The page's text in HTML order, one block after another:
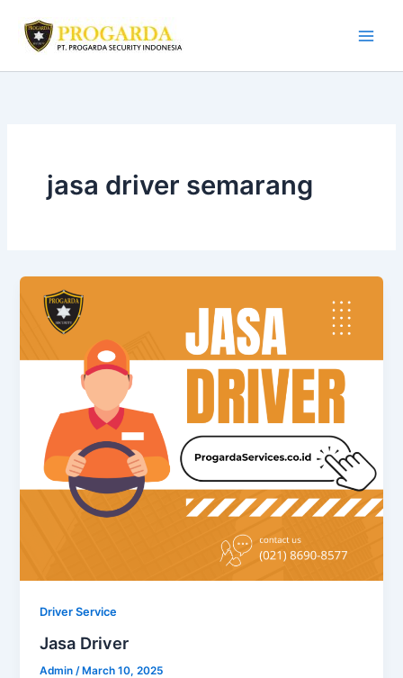
content
jasa driver semarang
Driver Service
Jasa Driver
Admin /March 10, 2025